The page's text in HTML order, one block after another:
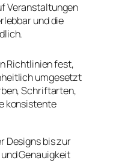
Veranstaltungen
und die
Richtlinien fest,
umgesetzt
Schriftarten,
konsistente
Designs bis zur
Genauigkeit